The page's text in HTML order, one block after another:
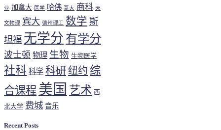
业 加拿大 医学 哈佛 哥大 商科 天
文物理 宾大 德州理工 数学 斯
坦福 无学分 有学分
波士顿 物理 生物 生物医学
社科 科学 科研纽约 综
合课程 美国 艺术 西
北大学 费城 音乐
Recent Posts